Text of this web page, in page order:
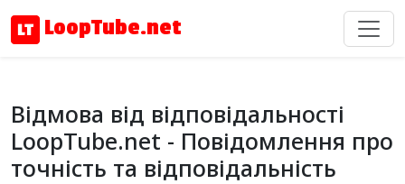
LoopTube.net
Відмова від відповідальності
LoopTube.net - Повідомлення про
точність та відповідальність